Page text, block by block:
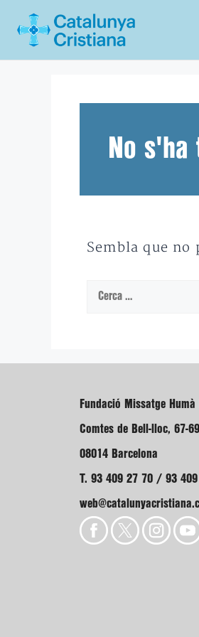
No
Sembla que
Cerca:
Fundació Missatge
Comtes de Bell-lloc, 67-69
08014 Barcelona
T. 93 409 27 70 / 93